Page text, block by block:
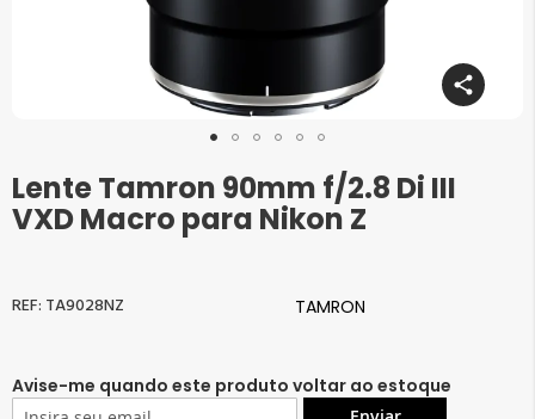
Lente Tamron 90mm f/2.8 Di III
VXD Macro para Nikon Z
TA9028NZ TAMRON
Avise-me quando este produto voltar ao estoque
Saltar
para
o
Galeria